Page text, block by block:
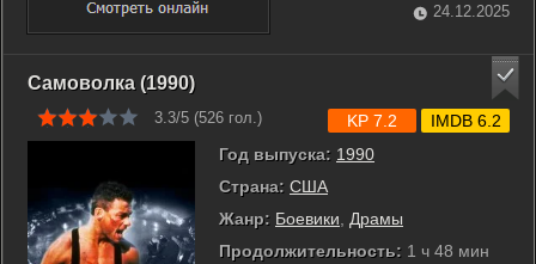
их мир. На пути они учатся доверять друг другу переживают
последствия ...
24.12.2025
Самоволка (1990)
3.3/5 (526 гол.)
Год выпуска: 1990
Страна: США
Жанр: Боевики
Драмы
Продолжительность: 1 ч 48 мин
KP 7.2 IMDB 6.2